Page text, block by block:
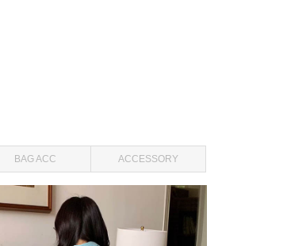
BAG ACC ACCESSORY